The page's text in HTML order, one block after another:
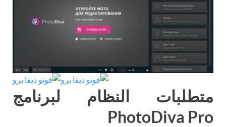
متطلبات النظام لبرنامج
PhotoDiva Pro